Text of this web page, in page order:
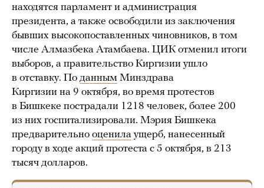
находятся парламент и администрация
президента, а также освободили из заключения
бывших высокопоставленных чиновников, в том
числе Алмазбека Атамбаева. ЦИК отменил итоги
выборов, а правительство Киргизии ушло
в отставку. По данным Минздрава
Киргизии на 9 октября, во время протестов
в Бишкеке пострадали 1218 человек, более 200
из них госпитализировали. Мэрия Бишкека
предварительно оценила ущерб, нанесенный
городу в ходе акций протеста с 5 октября, в 213
тысяч долларов.